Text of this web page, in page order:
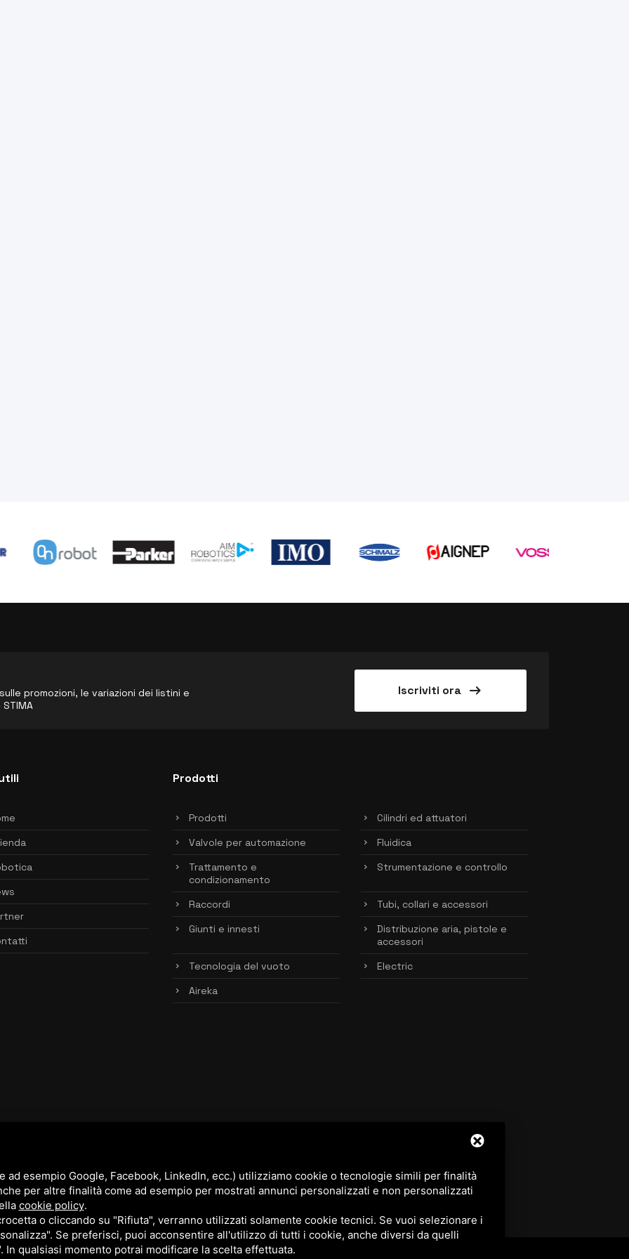
promozioni, le variazioni dei listini e
Iscriviti ora arrow_right_alt
Prodotti
Prodotti
Cilindri ed attuatori
Valvole per automazione
Fluidica
Trattamento e
condizionamento
Strumentazione e controllo
Raccordi
Tubi, collari e accessori
Giunti e innesti
Distribuzione aria, pistole e
accessori
Tecnologia del vuoto
Electric
Aireka
PolicyeTerms of Servicedi Google.
ad esempio Google, Facebook, LinkedIn, ecc.) utilizziamo cookie o tecnologie simili per finalità
per altre finalità come ad esempio per mostrati annunci personalizzati e non personalizzati
cookie policy.
o cliccando su "Rifiuta", verranno utilizzati solamente cookie tecnici. Se vuoi selezionare i
Se preferisci, puoi acconsentire all'utilizzo di tutti i cookie, anche diversi da quelli
qualsiasi momento potrai modificare la scelta effettuata.